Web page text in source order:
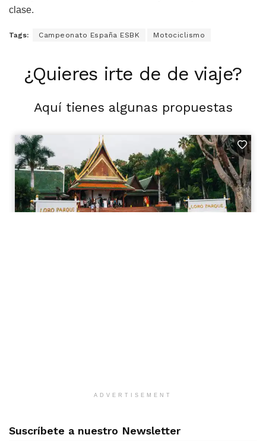
clase.
Tags: Campeonato España ESBK Motociclismo
¿Quieres irte de de viaje?
Aquí tienes algunas propuestas
ADVERTISEMENT
Suscríbete a nuestro Newsletter